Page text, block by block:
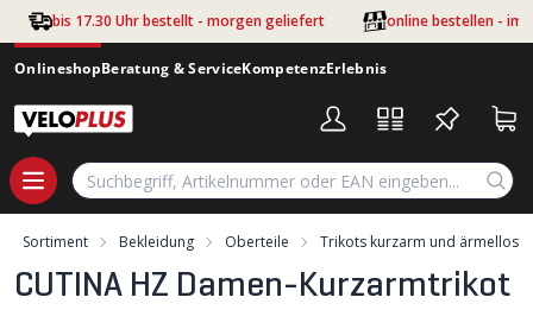
Zum Hauptinhalt springen
bis 17.30 Uhr bestellt - morgen geliefert online bestellen - im
OnlineshopBeratung & ServiceKompetenzErlebnis
Sortiment Bekleidung Oberteile Trikots kurzarm und ärmellos
CUTINA HZ Damen-Kurzarmtrikot